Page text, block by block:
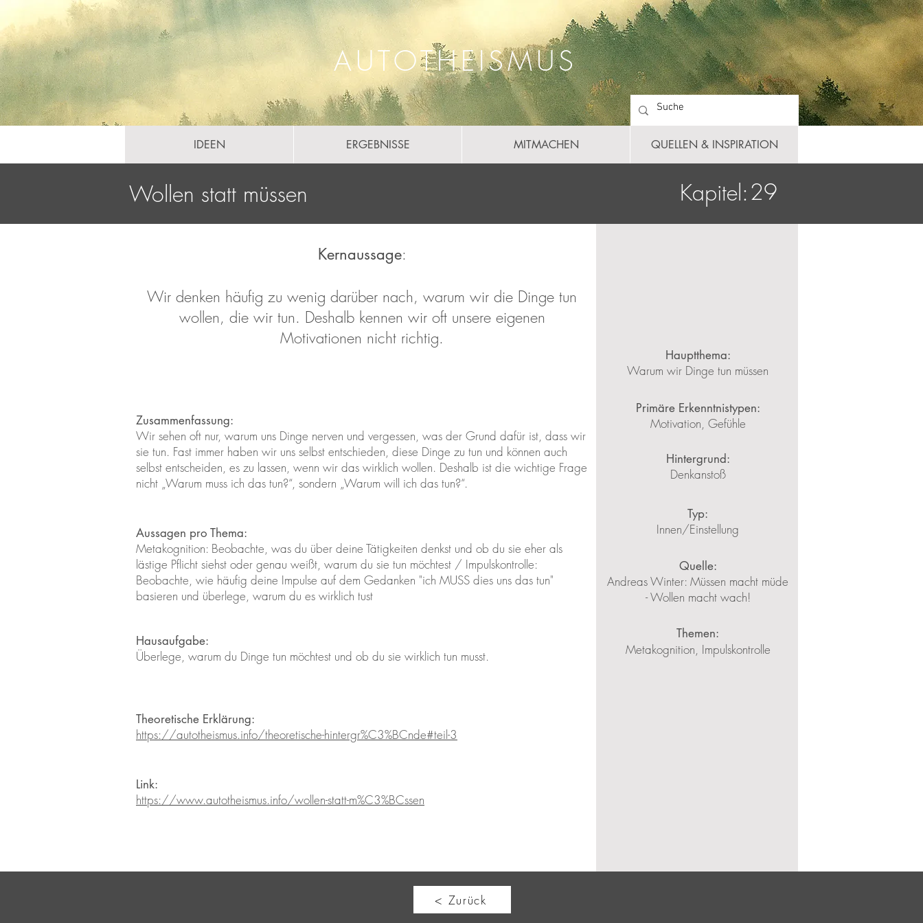
AUTOTHEISMUS
IDEEN ERGEBNISSE MITMACHEN QUELLEN & INSPIRATION
Wollen statt müssen Kapitel:29
Kernaussage:
Wir denken häufig zu wenig darüber nach, warum wir die Dinge tun
wollen, die wir tun. Deshalb kennen wir oft unsere eigenen
Motivationen nicht richtig.
Zusammenfassung:
Wir sehen oft nur, warum uns Dinge nerven und vergessen, was der Grund dafür ist, dass wir
sie tun. Fast immer haben wir uns selbst entschieden, diese Dinge zu tun und können auch
selbst entscheiden, es zu lassen, wenn wir das wirklich wollen. Deshalb ist die wichtige Frage
nicht „Warum muss ich das tun?“, sondern „Warum will ich das tun?“.
Aussagen pro Thema:
Metakognition: Beobachte, was du über deine Tätigkeiten denkst und ob du sie eher als
lästige Pflicht siehst oder genau weißt, warum du sie tun möchtest / Impulskontrolle:
Beobachte, wie häufig deine Impulse auf dem Gedanken "ich MUSS dies uns das tun"
basieren und überlege, warum du es wirklich tust
Hausaufgabe:
Überlege, warum du Dinge tun möchtest und ob du sie wirklich tun musst.
Theoretische Erklärung:
https://autotheismus.info/theoretische-hintergr%C3%BCnde#teil-3
Link:
https://www.autotheismus.info/wollen-statt-m%C3%BCssen
Hauptthema:
Warum wir Dinge tun müssen
Primäre Erkenntnistypen:
Motivation, Gefühle
Hintergrund:
Denkanstoß
Typ:
Innen/Einstellung
Quelle:
Andreas Winter: Müssen macht müde
- Wollen macht wach!
Themen:
Metakognition, Impulskontrolle
< Zurück